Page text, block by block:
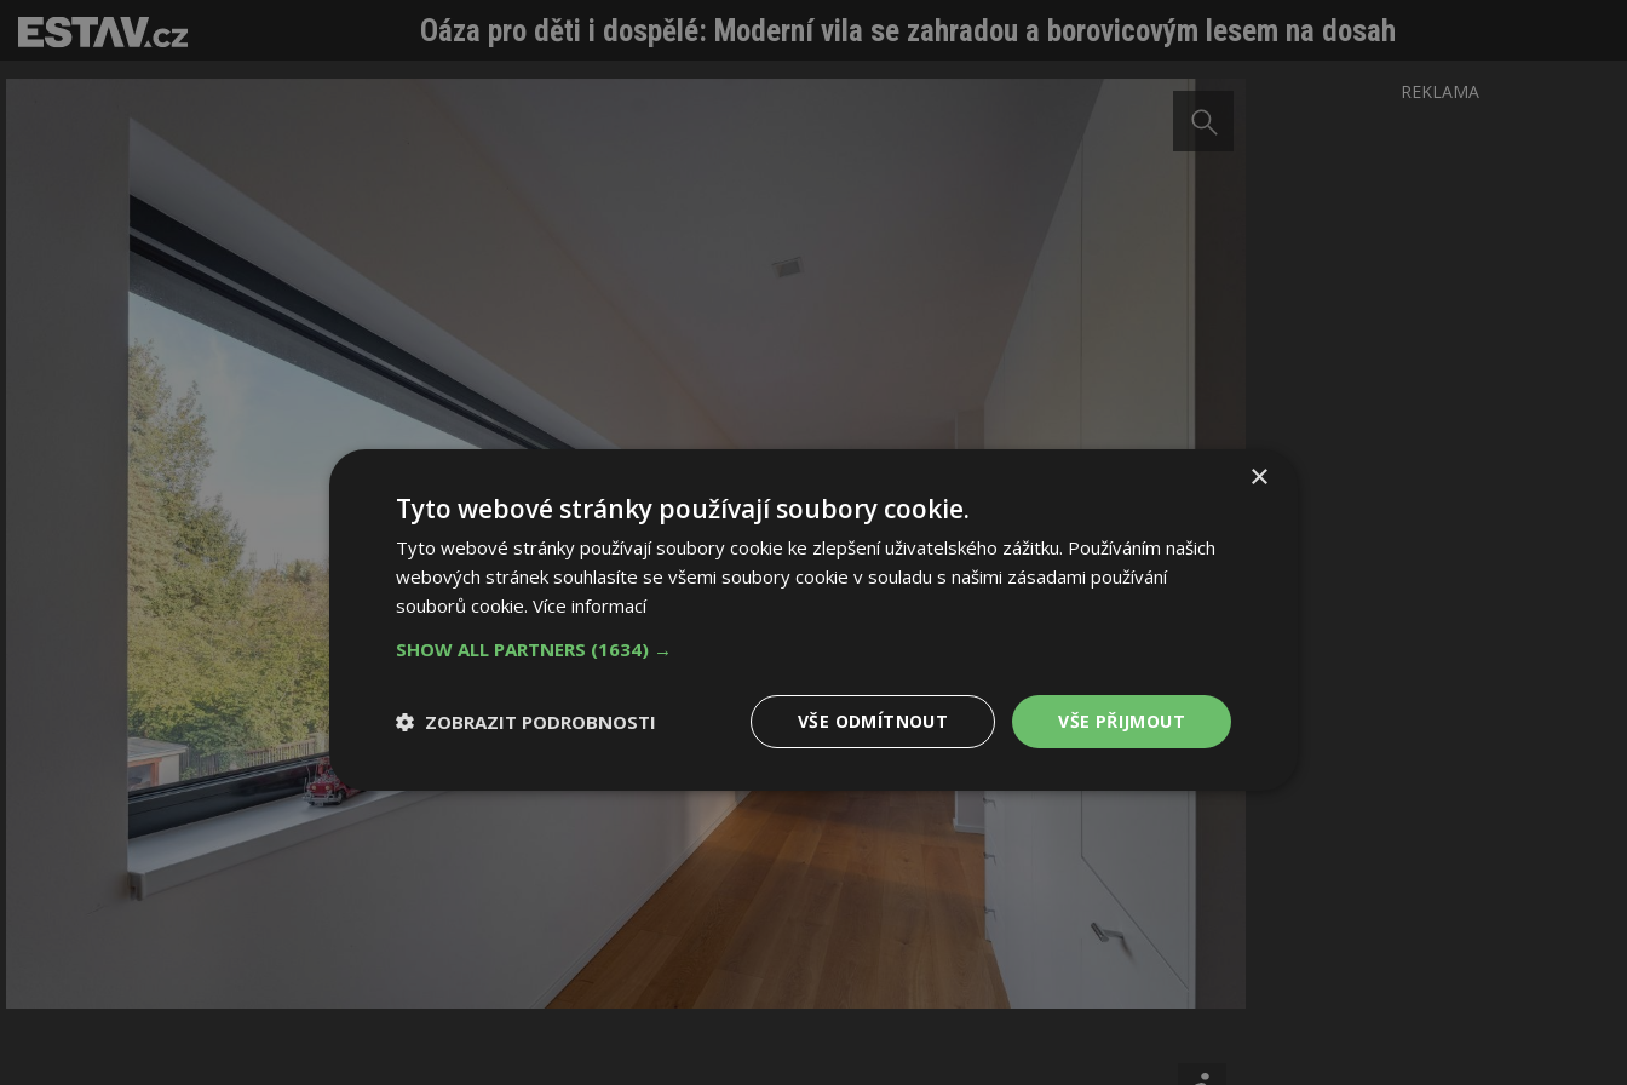
Oáza pro děti i dospělé: Moderní vila se zahradou a borovicovým lesem na dosah
REKLAMA
×
Tyto webové stránky používají soubory cookie.
Tyto webové stránky používají soubory cookie ke zlepšení uživatelského zážitku. Používáním našich
webových stránek souhlasíte se všemi soubory cookie v souladu s našimi zásadami používání
souborů cookie. Více informací
SHOW ALL PARTNERS (1634) →
VŠE PŘIJMOUT
VŠE ODMÍTNOUT
ZOBRAZIT PODROBNOSTI
Nezbytně nutné
Výkonové
Soubory cílení Funkční soubory
Nezařazené
Nezbytně nutné soubory Funkční soubory Nezařazené soubory